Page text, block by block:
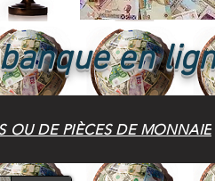
en
OU DE PIÈCES DE MONNAIE